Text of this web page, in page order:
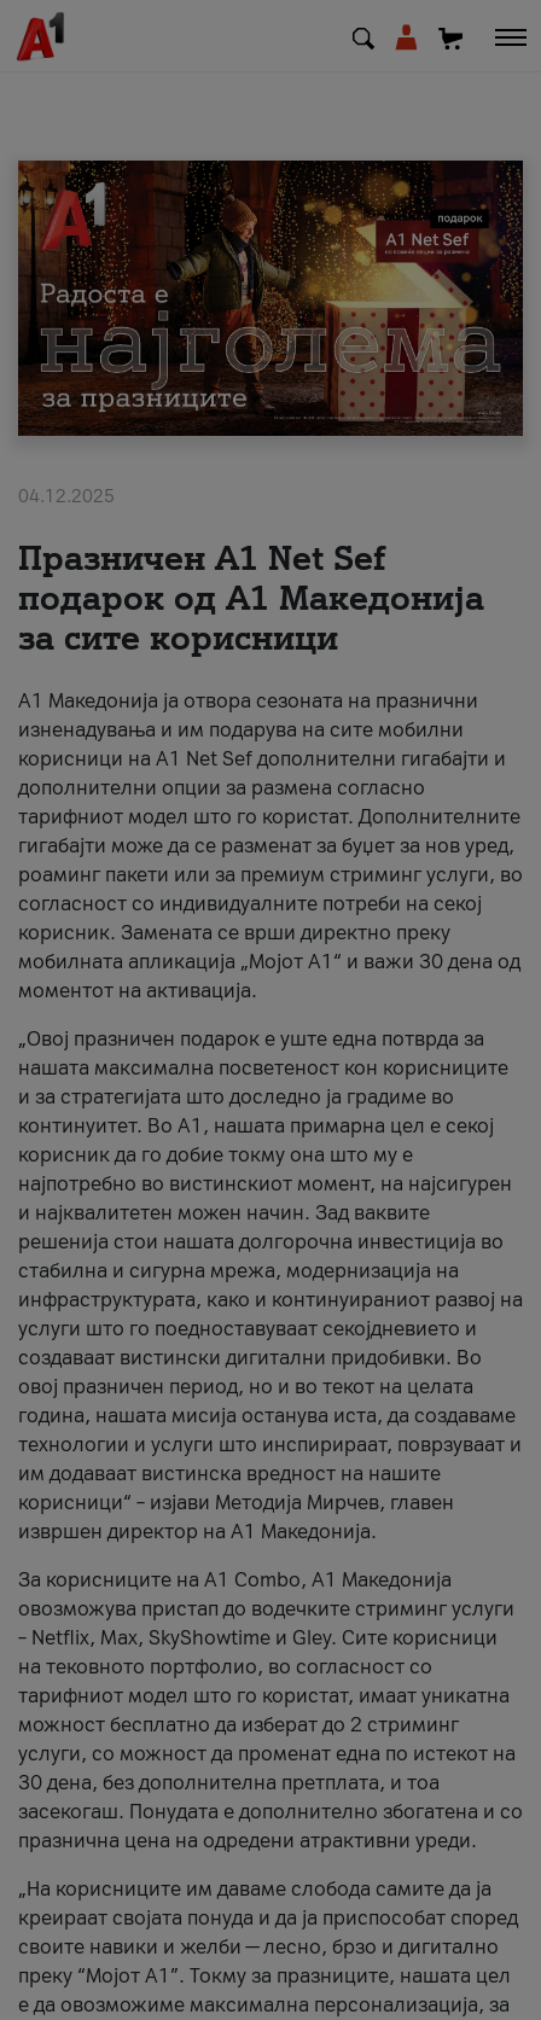
МК EN SQ
Приватни Деловни
Поддршка
Надополни кредит
За нас
#ПодобарОнлајн
04.12.2025
Празничен A1 Net Sеf
подарок од А1 Македонија
за сите корисници
А1 Македонија ја отвора сезоната на празнични
изненадувања и им подарува на сите мобилни
корисници на A1 Net Sef дополнителни гигабајти и
дополнителни опции за размена согласно
тарифниот модел што го користат. Дополнителните
гигабајти може да се разменат за буџет за нов уред,
роаминг пакети или за премиум стриминг услуги, во
согласност со индивидуалните потреби на секој
корисник. Замената се врши директно преку
мобилната апликација „Мојот А1“ и важи 30 дена од
моментот на активација.
„Овој празничен подарок е уште една потврда за
нашата максимална посветеност кон корисниците
и за стратегијата што доследно ја градиме во
континуитет. Во А1, нашата примарна цел е секој
корисник да го добие токму она што му е
најпотребно во вистинскиот момент, на најсигурен
и најквалитетен можен начин. Зад ваквите
решенија стои нашата долгорочна инвестиција во
стабилна и сигурна мрежа, модернизација на
инфраструктурата, како и континуираниот развој на
услуги што го поедноставуваат секојдневието и
создаваат вистински дигитални придобивки. Во
овој празничен период, но и во текот на целата
година, нашата мисија останува иста, да создаваме
технологии и услуги што инспирираат, поврзуваат и
им додаваат вистинска вредност на нашите
корисници“ – изјави Методија Мирчев, главен
извршен директор на А1 Македонија.
За корисниците на A1 Combo, А1 Македонија
овозможува пристап до водечките стриминг услуги
– Netflix, Max, SkyShowtime и Gley. Сите корисници
на тековното портфолио, во согласност со
тарифниот модел што го користат, имаат уникатна
можност бесплатно да изберат до 2 стриминг
услуги, со можност да променат една по истекот на
30 дена, без дополнителна претплата, и тоа
засекогаш. Понудата е дополнително збогатена и со
празнична цена на одредени атрактивни уреди.
„На корисниците им даваме слобода самите да ја
креираат својата понуда и да ја приспособат според
своите навики и желби — лесно, брзо и дигитално
преку “Мојот А1”. Токму за празниците, нашата цел
е да овозможиме максимална персонализација, за